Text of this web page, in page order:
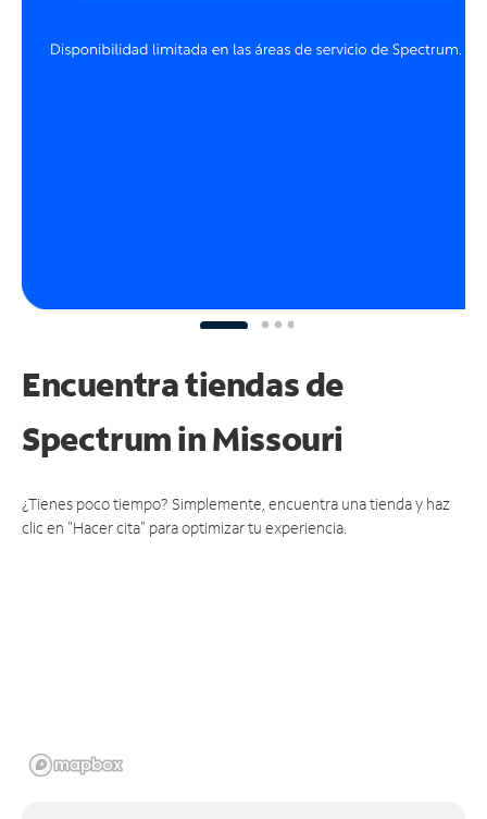
Encuentra tiendas de
Spectrumin Missouri
¿Tienes poco tiempo? Simplemente, encuentra una tienda y haz
clic en "Hacer cita" para optimizar tu experiencia.